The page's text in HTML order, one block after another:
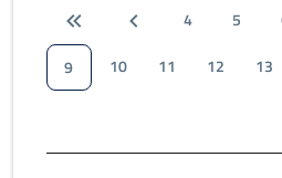
4 5
9
10 11 12 13